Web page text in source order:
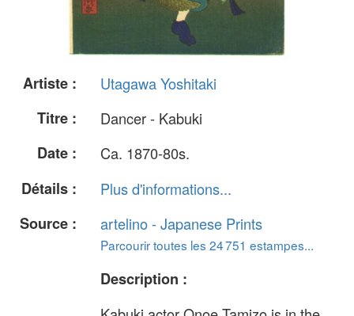
Artiste :
Utagawa Yoshitaki
Titre :
Dancer - Kabuki
Date :
Ca. 1870-80s.
Détails :
Plus d'informations...
Source :
artelino - Japanese Prints
Parcourir toutes les 24 751 estampes...
Description :